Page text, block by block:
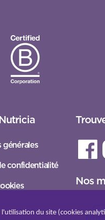
générales
confidentialité
Nos
du site (cookies